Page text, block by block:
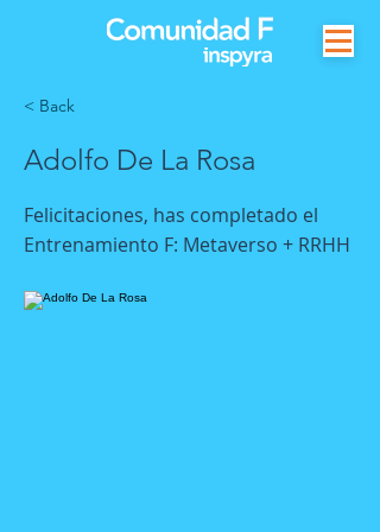
< Back
Adolfo De La Rosa
Felicitaciones, has completado el
Entrenamiento F: Metaverso + RRHH